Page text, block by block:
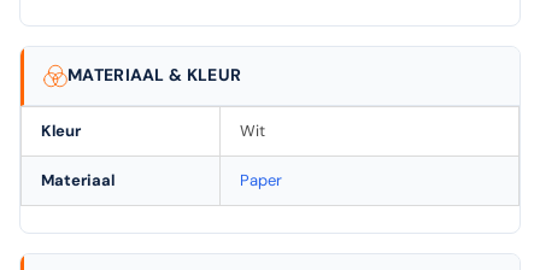
MATERIAAL & KLEUR
Kleur Wit
Materiaal Paper